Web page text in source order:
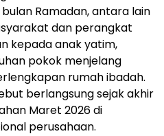
Ramadan, antara lain
dan perangkat
kepada anak yatim,
pokok menjelang
rumah ibadah.
berlangsung sejak akhir
Maret 2026 di
perusahaan.